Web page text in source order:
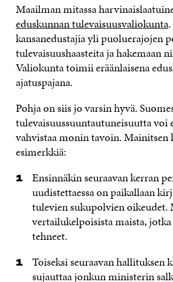
Maailman mitassa
eduskunnan tulevaisuusvaliokunta.
kansanedustajia yli puoluerajojen
tulevaisuushaasteita ja hakemaan
Valiokunta toimii eräänlaisena
ajatuspajana.
Pohja on siis jo varsin hyvä.
tulevaisuussuuntautuneisuutta voi
vahvistaa monin tavoin. Mainitsen
esimerkkiä:
Ensinnäkin seuraavan kerran
uudistettaessa on paikallaan
tulevien sukupolvien oikeudet.
vertailukelpoisista maista,
tehneet.
Toiseksi seuraavan hallituksen
sujauttaa jonkun ministerin